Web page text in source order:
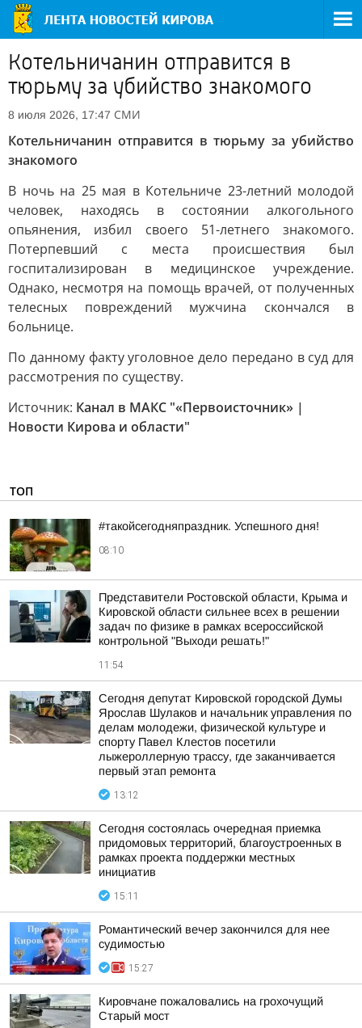
Котельничанин отправится в
тюрьму за убийство знакомого
8 июля 2026, 17:47 СМИ
Котельничанин отправится в тюрьму за убийство
знакомого
В ночь на 25 мая в Котельниче 23-летний молодой
человек, находясь в состоянии алкогольного
опьянения, избил своего 51-летнего знакомого.
Потерпевший с места происшествия был
госпитализирован в медицинское учреждение.
Однако, несмотря на помощь врачей, от полученных
телесных повреждений мужчина скончался в
больнице.
По данному факту уголовное дело передано в суд для
рассмотрения по существу.
Источник: Канал в МАКС "«Первоисточник» |
Новости Кирова и области"
ТОП
#такойсегодняпраздник. Успешного дня!
08:10
Представители Ростовской области, Крыма и
Кировской области сильнее всех в решении
задач по физике в рамках всероссийской
контрольной "Выходи решать!"
11:54
Сегодня депутат Кировской городской Думы
Ярослав Шулаков и начальник управления по
делам молодежи, физической культуре и
спорту Павел Клестов посетили
лыжероллерную трассу, где заканчивается
первый этап ремонта
13:12
Сегодня состоялась очередная приемка
придомовых территорий, благоустроенных в
рамках проекта поддержки местных
инициатив
15:11
Романтический вечер закончился для нее
судимостью
15:27
Кировчане пожаловались на грохочущий
Старый мост